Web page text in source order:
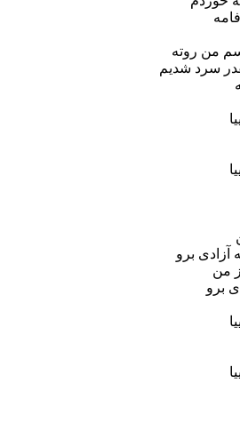
من روته
سرد شدیم
آزادی برو
من
برو